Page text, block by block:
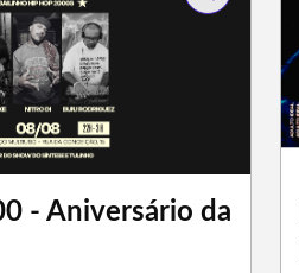
- Aniversário da